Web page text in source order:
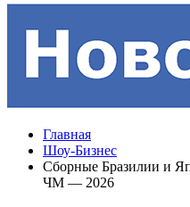
Главная
Шоу-Бизнес
Сборные Бразилии и
ЧМ — 2026